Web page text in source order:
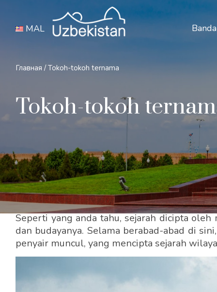
MAL
Главная / Tokoh-tokoh ternama
Tokoh-tokoh
УUzbekistan ialah sebuah negara yang
Seperti yang anda tahu, sejarah dicipta
dan budayanya. Selama berabad-abad di
penyair muncul, yang mencipta sejarah